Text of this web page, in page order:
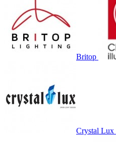
Britop
Crystal Lux